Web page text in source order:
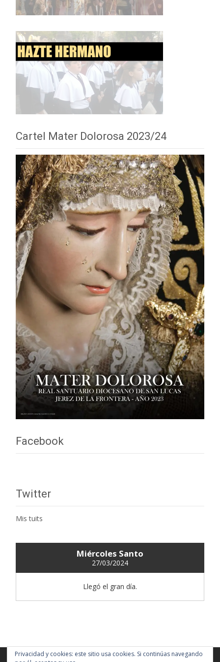
Cartel Mater Dolorosa 2023/24
Facebook
Twitter
Mis tuits
Miércoles Santo
27/03/2024
Llegó el gran día.
Privacidad y cookies: este sitio usa cookies. Si continúas navegando